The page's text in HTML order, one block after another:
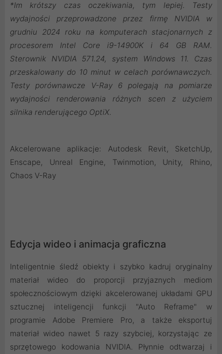
*Im krótszy czas oczekiwania, tym lepiej. Testy
wydajności przeprowadzone przez firmę NVIDIA w
grudniu 2024 roku na komputerach stacjonarnych z
procesorem Intel Core i9-14900K i 64 GB RAM.
Sterownik NVIDIA 571.24, system Windows 11. Czas
przeskalowany do 10 minut w celach porównawczych.
Testy porównawcze V-Ray 6 polegają na pomiarze
wydajności renderowania różnych scen z użyciem
silnika renderującego OptiX.
Akcelerowane aplikacje: Autodesk Revit, SketchUp,
Enscape, Unreal Engine, Twinmotion, Unity, Rhino,
Chaos V-Ray
Edycja wideo i animacja graficzna
Inteligentnie śledź obiekty i szybko kadruj oryginalny
materiał wideo do proporcji przyjaznych mediom
społecznościowym dzięki akcelerowanej układami GPU
sztucznej inteligencji funkcji "Auto Reframe" w
programie Adobe Premiere Pro, a także eksportuj
materiał wideo nawet 5 razy szybciej, korzystając ze
sprzętowego kodowania NVIDIA. Płynnie odtwarzaj i